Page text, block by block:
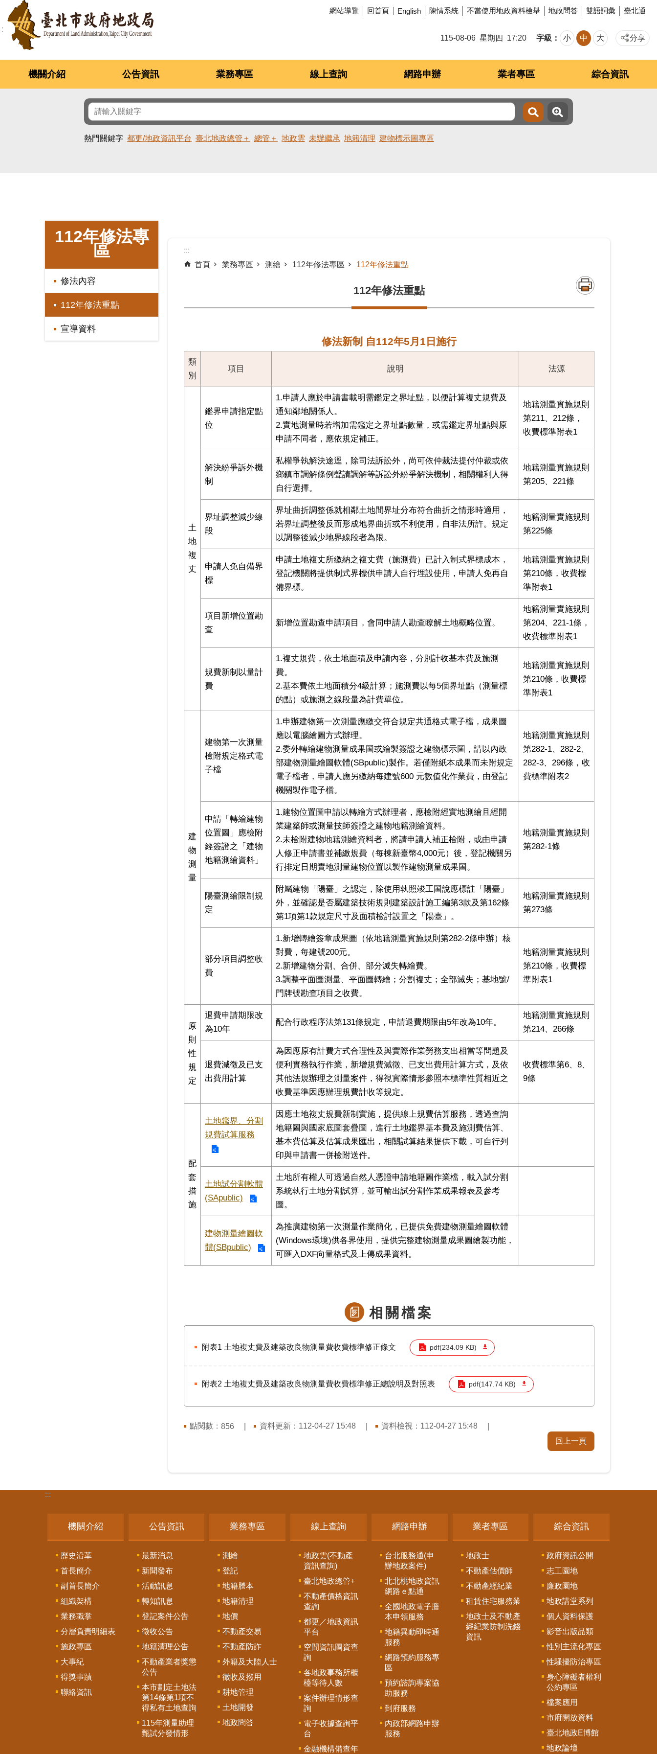
跳到主要內容區塊 網站導覽 回首頁 English 陳情系統 不當使用地政資料檢舉 地政問答 雙語詞彙 臺北通
115-08-06 星期四 17:20 字級 小 中 大 分享
機關介紹 公告資訊 業務專區 線上查詢 網路申辦 業者專區 綜合資訊
熱門關鍵字 都更/地政資訊平台 臺北地政總管＋ 總管＋ 地政雲 未辦繼承 地籍清理 建物標示圖專區
112年修法專
區
修法內容
112年修法重點
宣導資料
:::
首頁
業務專區 測繪 112年修法專區 112年修法重點
112年修法重點
類
別
項目 說明 法源
修法新制 自112年5月1日施行
土
地
複
丈
鑑界申請指定點
位
1.申請⼈應於申請書載明需鑑定之界址點，以便計算複丈規費及
通知鄰地關係⼈。
2.實地測量時若增加需鑑定之界址點數量，或需鑑定界址點與原
申請不同者，應依規定補正。
地籍測量實施規則
第211、212條，
收費標準附表1
解決紛爭訴外機
制
私權爭執解決途逕，除司法訴訟外，尚可依仲裁法提付仲裁或依
鄉鎮市調解條例聲請調解等訴訟外紛爭解決機制，相關權利⼈得
⾃⾏選擇。
地籍測量實施規則
第205、221條
界址調整減少線
段
界址曲折調整係就相鄰⼟地間界址分布符合曲折之情形時適⽤，
若界址調整後反而形成地界曲折或不利使⽤，⾃非法所許。規定
以調整後減少地界線段者為限。
地籍測量實施規則
第225條
申請人免自備界
標
申請⼟地複丈所繳納之複丈費（施測費）已計入制式界標成本，
登記機關將提供制式界標供申請⼈⾃⾏埋設使⽤，申請⼈免再⾃
備界標。
地籍測量實施規則
第210條，收費標
準附表1
項目新增位置勘
查
新增位置勘查申請項目，會同申請⼈勘查瞭解⼟地概略位置。
地籍測量實施規則
第204、221-1條，
收費標準附表1
規費新制以量計
費
1.複丈規費，依⼟地⾯積及申請內容，分別計收基本費及施測
費。
2.基本費依⼟地⾯積分4級計算；施測費以每5個界址點（測量標
的點）或施測之線段量為計費單位。
地籍測量實施規則
第210條，收費標
準附表1
建
物
測
量
建物第一次測量
檢附規定格式電
子檔
1.申辦建物第⼀次測量應繳交符合規定共通格式電⼦檔，成果圖
應以電腦繪圖⽅式辦理。
2.委外轉繪建物測量成果圖或繪製簽證之建物標⽰圖，請以內政
部建物測量繪圖軟體(SBpublic)製作。若僅附紙本成果⽽未附規定
電⼦檔者，申請⼈應另繳納每建號600 元數值化作業費，由登記
機關製作電⼦檔。
地籍測量實施規則
第282-1、282-2、
282-3、296條，收
費標準附表2
申請「轉繪建物
位置圖」應檢附
經簽證之「建物
地籍測繪資料」
1.建物位置圖申請以轉繪⽅式辦理者，應檢附經實地測繪且經開
業建築師或測量技師簽證之建物地籍測繪資料。
2.未檢附建物地籍測繪資料者，將請申請⼈補正檢附，或由申請
⼈修正申請書並補繳規費（每棟新臺幣4,000元）後，登記機關另
行排定⽇期實地測量建物位置以製作建物測量成果圖。
地籍測量實施規則
第282-1條
陽臺測繪限制規
定
附屬建物「陽臺」之認定，除使⽤執照竣⼯圖說應標註「陽臺」
外，並確認是否屬建築技術規則建築設計施⼯編第3款及第162條
第1項第1款規定尺⼨及⾯積檢討設置之「陽臺」。
地籍測量實施規則
第273條
部分項目調整收
費
1.新增轉繪簽章成果圖（依地籍測量實施規則第282-2條申辦）核
對費，每建號200元。
2.新增建物分割、合併、部分滅失轉繪費。
3.調整平⾯圖測量、平⾯圖轉繪；分割複丈；全部滅失；基地號/
⾨牌號勘查項⽬之收費。
地籍測量實施規則
第210條，收費標
準附表1
原
則
性
規
定
退費申請期限改
為10年
配合⾏政程序法第131條規定，申請退費期限由5年改為10年。
地籍測量實施規則
第214、266條
退費減徵及已支
出費用計算
為因應原有計費⽅式合理性及與實際作業勞務⽀出相當等問題及
便利實務執⾏作業，新增規費減徵、已⽀出費⽤計算⽅式，及依
其他法規辦理之測量案件，得視實際情形參照本標準性質相近之
收費基準因應辦理規費計收等規定。
收費標準第6、8、
9條
配
套
措
施
土地鑑界、分割
規費試算服務
因應⼟地複丈規費新制實施，提供線上規費估算服務，透過查詢
地籍圖與國家底圖套疊圖，進⾏⼟地鑑界基本費及施測費估算、
基本費估算及估算成果匯出，相關試算結果提供下載，可⾃⾏列
印與申請書⼀併檢附送件。
土地試分割軟體
(SApublic)
⼟地所有權⼈可透過⾃然⼈憑證申請地籍圖作業檔，載入試分割
系統執⾏⼟地分割試算，並可輸出試分割作業成果報表及參考
圖。
建物測量繪圖軟
體(SBpublic)
為推廣建物第⼀次測量作業簡化，已提供免費建物測量繪圖軟體
(Windows環境)供各界使⽤，提供完整建物測量成果圖繪製功能，
可匯入DXF向量格式及上傳成果資料。
相關檔案
附表1 土地複丈費及建築改良物測量費收費標準修正條文 pdf(234.09 KB)
附表2 土地複丈費及建築改良物測量費收費標準修正總說明及對照表 pdf(147.74 KB)
點閱數： 856 資料更新： 112-04-27 15:48 資料檢視： 112-04-27 15:48
回上一頁
:::
機關介紹
歷史沿革
首長簡介
副首長簡介
組織架構
業務職掌
分層負責明細表
施政專區
大事紀
得獎事蹟
聯絡資訊
公告資訊
最新消息
新聞發布
活動訊息
轉知訊息
登記案件公告
徵收公告
地籍清理公告
不動產業者獎懲
公告
本市劃定土地法
第14條第1項不
得私有土地查詢
115年測量助理
甄試分發情形
業務專區
測繪
登記
地籍謄本
地籍清理
地價
不動產交易
不動產防詐
外籍及大陸人士
徵收及撥用
耕地管理
土地開發
地政問答
線上查詢
地政雲(不動產
資訊查詢)
臺北地政總管+
不動產價格資訊
查詢
都更／地政資訊
平台
空間資訊圖資查
詢
各地政事務所櫃
檯等待人數
案件辦理情形查
詢
電子收據查詢平
台
金融機構備查年
網路申辦
台北服務通(申
辦地政案件)
北北桃地政資訊
網路ｅ點通
全國地政電子謄
本申領服務
地籍異動即時通
服務
網路預約服務專
區
預約諮詢專案協
助服務
到府服務
內政部網路申辦
服務
業者專區
地政士
不動產估價師
不動產經紀業
租賃住宅服務業
地政士及不動產
經紀業防制洗錢
資訊
綜合資訊
政府資訊公開
志工園地
廉政園地
地政講堂系列
個人資料保護
影音出版品類
性別主流化專區
性騷擾防治專區
身心障礙者權利
公約專區
檔案應用
市府開放資料
臺北地政E博館
地政論壇